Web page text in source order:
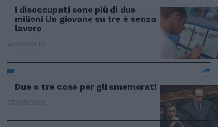
I disoccupati sono più di due
milioni Un giovane su tre è senza
lavoro
25/09/2010
Due o tre cose per gli smemorati
05/09/2010